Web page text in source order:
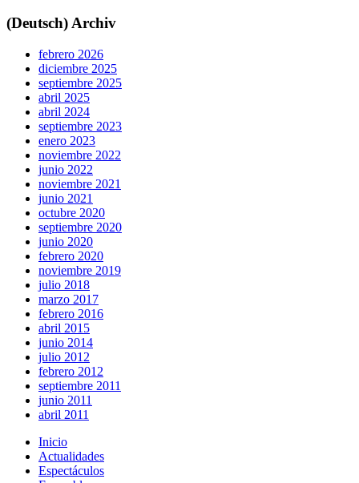
(Deutsch) Archiv
febrero 2026
diciembre 2025
septiembre 2025
abril 2025
abril 2024
septiembre 2023
enero 2023
noviembre 2022
junio 2022
noviembre 2021
junio 2021
octubre 2020
septiembre 2020
junio 2020
febrero 2020
noviembre 2019
julio 2018
marzo 2017
febrero 2016
abril 2015
junio 2014
julio 2012
febrero 2012
septiembre 2011
junio 2011
abril 2011
Inicio
Actualidades
Espectáculos